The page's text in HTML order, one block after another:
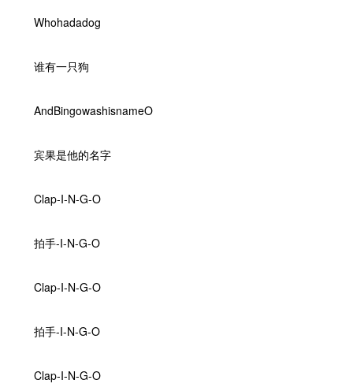
Whohadadog
谁有一只狗
AndBingowashisnameO
宾果是他的名字
Clap-I-N-G-O
拍手-I-N-G-O
Clap-I-N-G-O
拍手-I-N-G-O
Clap-I-N-G-O